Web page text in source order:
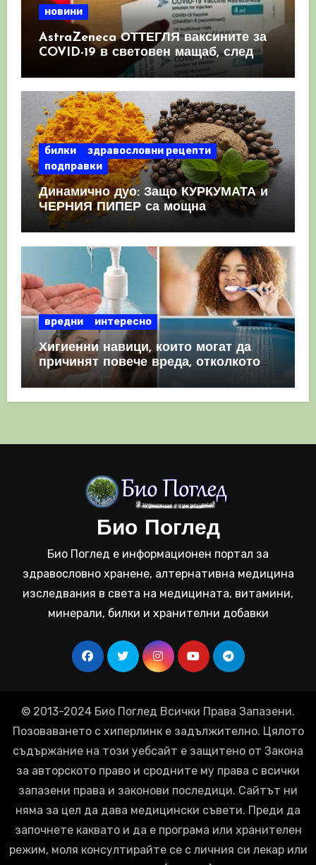
новини
AstraZeneca ОТТЕГЛЯ ваксините за
COVID-19 в световен мащаб, след
като призна, че те причиняват
билки
здравословни рецепти
подправки
Динамично дуо: Защо КУРКУМАТА и
ЧЕРНИЯ ПИПЕР са мощна
комбинация
вредни интересно
Хигиенни навици, които могат да
причинят повече вреда, отколкото
полза
Био Поглед
Био Поглед е информационен портал за
здравословно хранене, алтернативна медицина
изследвания в света на медицината, витамини,
минерали, билки и хранителни добавки
© 2013-2024 Био Поглед Всички Права Запазени.
Позоваването с хиперлинк е задължително. Цялото
съдържание на този уебсайт е защитено от Закона
за авторското право и сродните му права с всички
запазени права и законови последици. Сайтът ни
няма за цел да дава медицински съвети. Преди да
започнете каквато и да е програма или хранителен
режим, моля консултирайте се с личния си лекар или